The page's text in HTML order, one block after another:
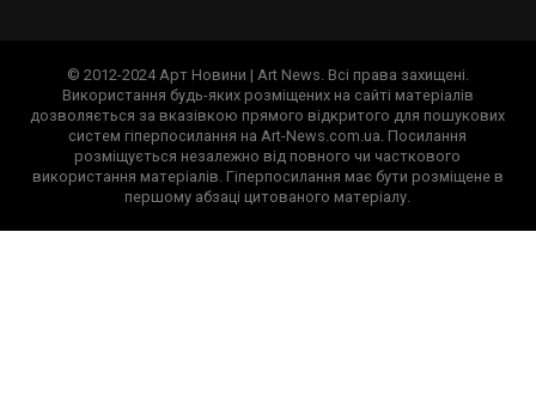
© 2012-2024 Арт Новини | Art News. Всі права захищені.
Використання будь-яких розміщених на сайті матеріалів
дозволяється за вказівкою прямого відкритого для пошукових
систем гіперпосилання на Art-News.com.ua. Посилання
розміщується незалежно від повного чи часткового
використання матеріалів. Гіперпосилання має бути розміщене в
першому абзаці цитованого матеріалу.